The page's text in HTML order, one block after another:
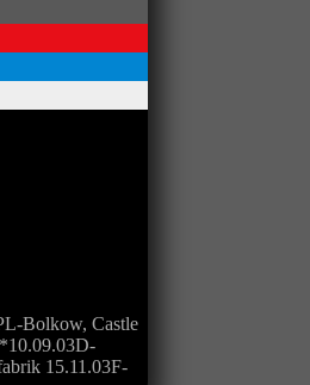
Bolkow, Castle
15.11.03F-